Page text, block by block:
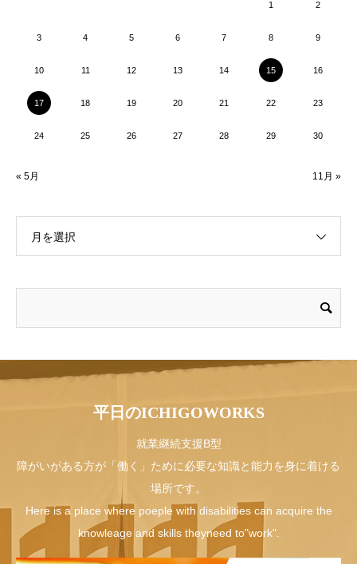
1 2
3 4 5 6 7 8 9
10 11 12 13 14 15 16
17 18 19 20 21 22 23
24 25 26 27 28 29 30
« 5月 11月 »
月を選択
平日のICHIGOWORKS
就業継続支援B型
障がいがある方が「働く」ために必要な知識と能力を身に着ける
場所です。
Here is a place where poeple with disabilities can acquire the
knowleage and skills theyneed to"work".